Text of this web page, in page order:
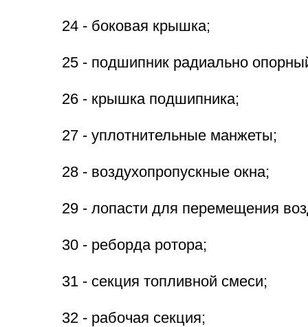
24 - боковая крышка;
25 - подшипник радиально
26 - крышка подшипника;
27 - уплотнительные манжеты;
28 - воздухопропускные окна;
29 - лопасти для перемещения
30 - реборда ротора;
31 - секция топливной смеси;
32 - рабочая секция;